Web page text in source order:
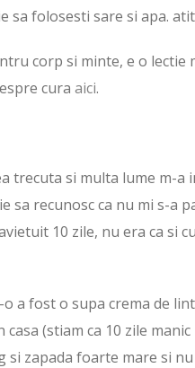
sa folosesti sare si apa.
corp si minte, e o
cura aici.
trecuta si multa lume m-a
sa recunosc ca nu mi s-a
10 zile, nu era ca si
a fost o supa crema de
(stiam ca 10 zile
zapada foarte mare si